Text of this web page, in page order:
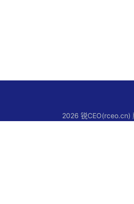
2026 锐CEO(rceo.cn)